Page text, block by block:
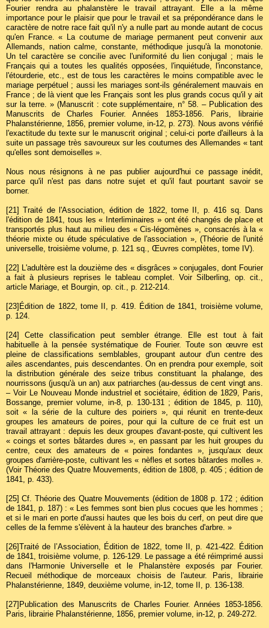
Fourier rendra au phalanstère le travail attrayant. Elle a la même
importance pour le plaisir que pour le travail et sa prépondérance dans le
caractère de notre race fait qu'il n'y a nulle part au monde autant de cocus
qu'en France. « La coutume de mariage permanent peut convenir aux
Allemands, nation calme, constante, méthodique jusqu'à la monotonie.
Un tel caractère se concilie avec l'uniformité du lien conjugal ; mais le
Français qui a toutes les qualités opposées, l'inquiétude, l'inconstance,
l'étourderie, etc., est de tous les caractères le moins compatible avec le
mariage perpétuel ; aussi les mariages sont-ils généralement mauvais en
France ; de là vient que les Français sont les plus grands cocus qu'il y ait
sur la terre. » (Manuscrit : cote supplémentaire, n° 58. – Publication des
Manuscrits de Charles Fourier. Années 1853-1856. Paris, librairie
Phalanstérienne, 1856, premier volume, in-12, p. 273). Nous avons vérifié
l'exactitude du texte sur le manuscrit original ; celui-ci porte d'ailleurs à la
suite un passage très savoureux sur les coutumes des Allemandes « tant
qu'elles sont demoiselles ».
Nous nous résignons à ne pas publier aujourd'hui ce passage inédit,
parce qu'il n'est pas dans notre sujet et qu'il faut pourtant savoir se
borner.
[21] Traité de l'Association, édition de 1822, tome II, p. 416 sq. Dans
l'édition de 1841, tous les « Interliminaires » ont été changés de place et
transportés plus haut au milieu des « Cis-légomènes », consacrés à la «
théorie mixte ou étude spéculative de l'association », (Théorie de l'unité
universelle, troisième volume, p. 121 sq., Œuvres complètes, tome IV).
[22] L'adultère est la douzième des « disgrâces » conjugales, dont Fourier
a fait à plusieurs reprises le tableau complet. Voir Silberling, op. cit.,
article Mariage, et Bourgin, op. cit., p. 212-214.
[23] Édition de 1822, tome II, p. 419. Édition de 1841, troisième volume,
p. 124.
[24]
Cette classification peut sembler étrange. Elle est tout à fait
habituelle à la pensée systématique de Fourier. Toute son œuvre est
pleine de classifications semblables, groupant autour d'un centre des
ailes ascendantes, puis descendantes. On en prendra pour exemple, soit
la distribution générale des seize tribus constituant la phalange, des
nourrissons (jusqu'à un an) aux patriarches (au-dessus de cent vingt ans.
– Voir Le Nouveau Monde industriel et sociétaire, édition de 1829, Paris,
Bossange, premier volume, in-8, p. 130-131 ; édition de 1845, p. 110),
soit « la série de la culture des poiriers », qui réunit en trente-deux
groupes les amateurs de poires, pour qui la culture de ce fruit est un
travail attrayant : depuis les deux groupes d'avant-poste, qui cultivent les
« coings et sortes bâtardes dures », en passant par les huit groupes du
centre, ceux des amateurs de « poires fondantes », jusqu'aux deux
groupes d'arrière-poste, cultivant les « nèfles et sortes bâtardes molles ».
(Voir Théorie des Quatre Mouvements, édition de 1808, p. 405 ; édition de
1841, p. 433).
[25] Cf. Théorie des Quatre Mouvements (édition de 1808 p. 172 ; édition
de 1841, p. 187) : « Les femmes sont bien plus cocues que les hommes ;
et si le mari en porte d'aussi hautes que les bois du cerf, on peut dire que
celles de la femme s'élèvent à la hauteur des branches d'arbre. »
[26]Traité de l’Association, Édition de 1822, tome II, p. 421-422. Édition
de 1841, troisième volume, p. 126-129. Le passage a été réimprimé aussi
dans l'Harmonie Universelle et le Phalanstère exposés par Fourier.
Recueil méthodique de morceaux choisis de l'auteur. Paris, librairie
Phalanstérienne, 1849, deuxième volume, in-12, tome II, p. 136-138.
[27] Publication des Manuscrits de Charles Fourier. Années 1853-1856.
Paris, librairie Phalanstérienne, 1856, premier volume, in-12, p. 249-272.